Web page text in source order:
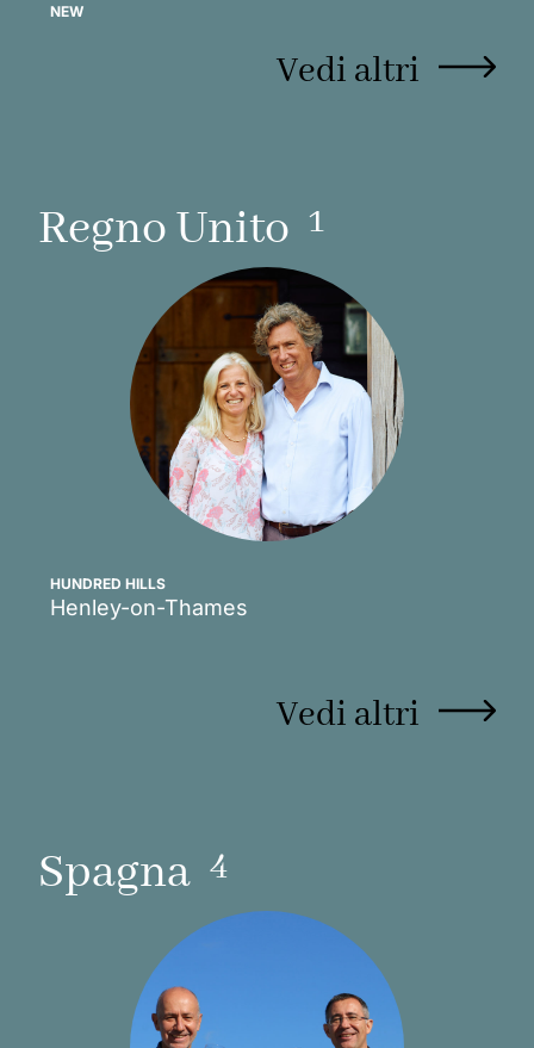
NEW
Vedi altri
Regno Unito 1
HUNDRED HILLS
Henley-on-Thames
Vedi altri
Spagna 4